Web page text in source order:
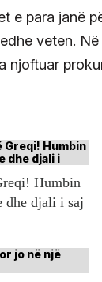
e para janë
veten.
njoftuar
Humbin
dhe djali i saj